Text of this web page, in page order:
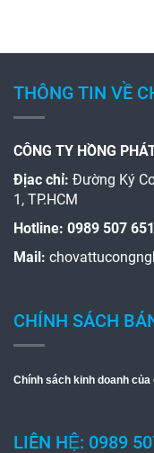
THÔNG TIN VỀ
CÔNG TY HỒNG
Địac chỉ: Đường Ký
1, TP.HCM
Hotline: 0989 507
Mail:
CHÍNH SÁCH
Chính sách kinh doanh
LIÊN HỆ: 0989